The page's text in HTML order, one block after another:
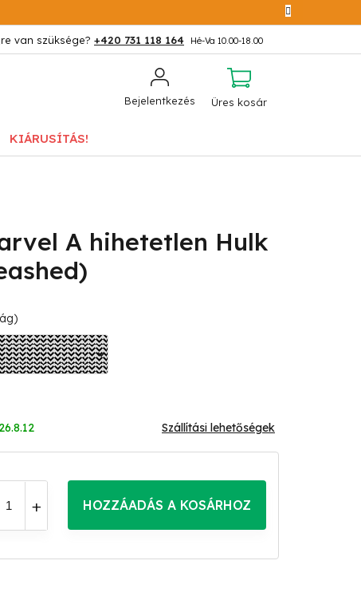
+420 731 118 164
Bejelentkezés KOSÁR
Üres kosár
KIÁRUSÍTÁS!
A hihetetlen Hulk
Szállítási lehetőségek
HOZZÁADÁS A KOSÁRHOZ